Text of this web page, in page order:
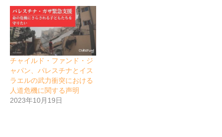
チャイルド・ファンド・ジ
ャパン、パレスチナとイス
ラエルの武力衝突における
人道危機に関する声明
2023年10月19日